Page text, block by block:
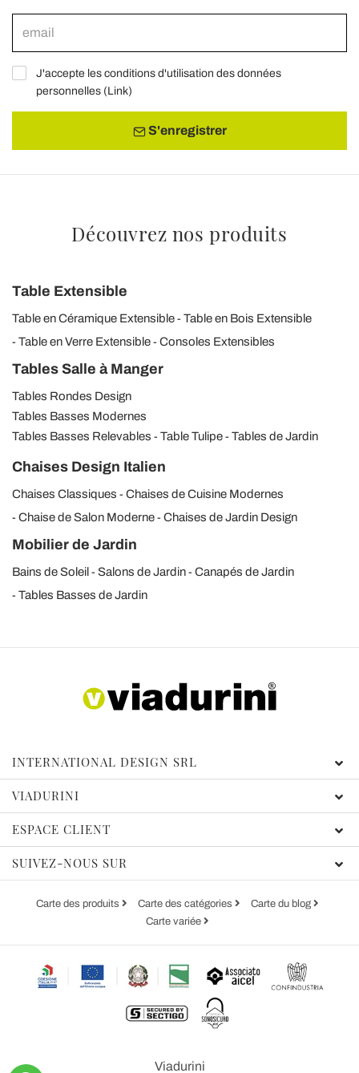
J'accepte les conditions d'utilisation des données
personnelles (Link)
S'enregistrer
Découvrez nos produits
Table Extensible
Table en Céramique Extensible
Table en Bois Extensible
Table en Verre Extensible
Consoles Extensibles
Tables Salle à Manger
Tables Rondes Design
Tables Basses Modernes
Tables Basses Relevables
Table Tulipe Tables de Jardin
Chaises Design Italien
Chaises Classiques
Chaises de Cuisine Modernes
Chaise de Salon Moderne
Chaises de Jardin Design
Mobilier de Jardin
Bains de Soleil Salons de Jardin
Canapés de Jardin
Tables Basses de Jardin
INTERNATIONAL DESIGN SRL
VIADURINI
ESPACE CLIENT
SUIVEZ-NOUS SUR
Carte des produits Carte des catégories
Carte du blog
Carte variée
Viadurini